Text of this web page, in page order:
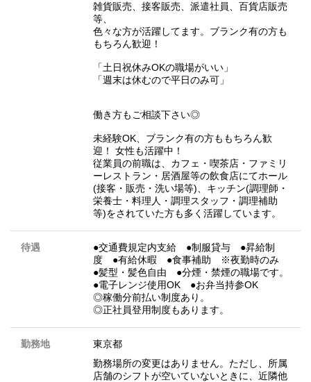
雑貨販売、接客販売、派遣社員、百貨店販売
等、
色々な方が活躍してます。ブランク有の方も
もちろん歓迎！
「土日祝休みOKの職場がいい」
「週末は休むので平日のみ可」
働き方もご相談下さい◎
未経験OK、ブランク有の方ももちろん歓
迎！ 女性も活躍中！
従業員の前職は、カフェ・喫茶店・ファミリ
ーレストラン・居酒屋等の飲食店にてホール
(接客・販売・洗い場等)、キッチン(調理師・
栄養士・料理人・調理スタッフ・調理補助
等)をされていた方も多く活躍しています。
待遇
●交通費規定内支給 ●制服貸与 ●昇給制
度 ●有給休暇 ●食事補助 ※夜勤時のみ
●髪型・髪色自由 ●分煙・禁煙の職場です。
●電子レンジ使用OK ●お弁当持参OK
◎稼働分前払い制度あり。
◎正社員登用制度もあります。
勤務地
東京都
勤務場所の変更はありません。ただし、所属
店舗のシフトが空いていないときに、近隣他